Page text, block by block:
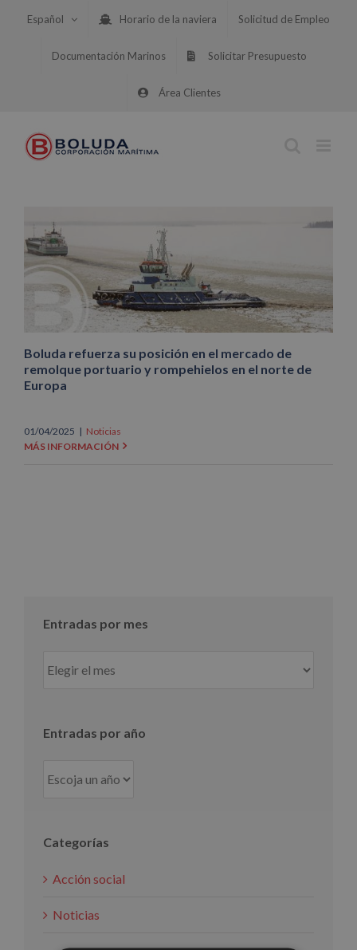
Español Horario de la naviera Solicitud de Empleo
Documentación Marinos Solicitar Presupuesto
Área Clientes
Boluda refuerza su posición en el mercado de
remolque portuario y rompehielos en el norte de
Europa
01/04/2025 | Noticias
MÁS INFORMACIÓN
Entradas por mes
por
Entradas por año
Categorías
Acción social
Noticias